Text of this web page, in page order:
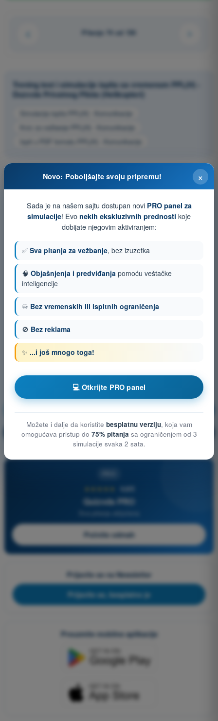
Pitanje 74 od 150
Trening test i simulacije ispita sa vremenom PPL(H) -
Dozvola Privatnog Pilota (Helikopteri)
Simulacija ispita PPL(H) - Komunikacije
Kviz za vežbanje PPL(H) - Komunikacije
Komunikacije Vežbanje!
🔒 PRO Objašnjenje pitanja
4,6/5
Quizvds PRO
Počnite odmah
Prijavite se na Newsletter
Prijavite se, besplatno je
Preuzmite mobilne aplikacije
×
Novo: Poboljšajte svoju pripremu!
Sada je na našem sajtu dostupan novi PRO panel za
simulacije! Evo nekih ekskluzivnih prednosti koje
dobijate njegovim aktiviranjem:
✅ Sva pitanja za vežbanje, bez izuzetka
🧠 Objašnjenja i predviđanja pomoću veštačke
inteligencije
♾️ Bez vremenskih ili ispitnih ograničenja
🚫 Bez reklama
✨ ...i još mnogo toga!
💻 Otkrijte PRO panel
Možete i dalje da koristite besplatnu verziju, koja vam
omogućava pristup do 75% pitanja sa ograničenjem od 3
simulacije svaka 2 sata.